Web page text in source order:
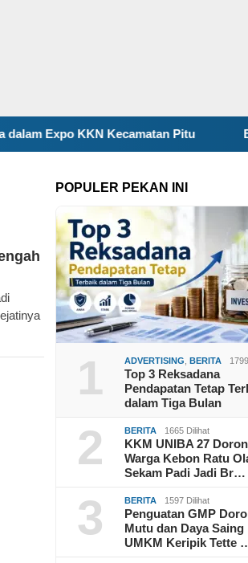
Pitu Bertahan Sejak
POPULER PEKAN INI
1 ADVERTISING ,BERITA
Top 3 Reksadana
Pendapatan Tetap
dalam Tiga Bulan
2 BERITA 1665 Dilihat
KKM UNIBA 27
Warga Kebon Ratu
Sekam Padi Jadi Br…
3 BERITA 1597 Dilihat
Penguatan GMP
Mutu dan Daya Saing
UMKM Keripik Tette